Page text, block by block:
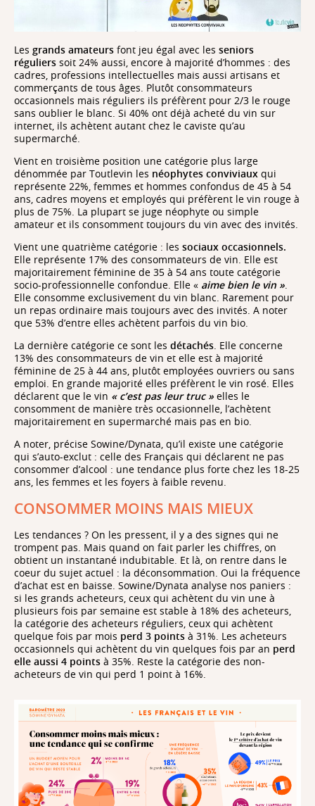
Les grands amateurs font jeu égal avec les seniors
réguliers soit 24% aussi, encore à majorité d’hommes : des
cadres, professions intellectuelles mais aussi artisans et
commerçants de tous âges. Plutôt consommateurs
occasionnels mais réguliers ils préfèrent pour 2/3 le rouge
sans oublier le blanc. Si 40% ont déjà acheté du vin sur
internet, ils achètent autant chez le caviste qu’au
supermarché.
Vient en troisième position une catégorie plus large
dénommée par Toutlevin les néophytes conviviaux qui
représente 22%, femmes et hommes confondus de 45 à 54
ans, cadres moyens et employés qui préfèrent le vin rouge à
plus de 75%. La plupart se juge néophyte ou simple
amateur et ils consomment toujours du vin avec des invités.
Vient une quatrième catégorie : les sociaux occasionnels.
Elle représente 17% des consommateurs de vin. Elle est
majoritairement féminine de 35 à 54 ans toute catégorie
socio-professionnelle confondue. Elle « aime bien le vin ».
Elle consomme exclusivement du vin blanc. Rarement pour
un repas ordinaire mais toujours avec des invités. A noter
que 53% d’entre elles achètent parfois du vin bio.
La dernière catégorie ce sont les détachés. Elle concerne
13% des consommateurs de vin et elle est à majorité
féminine de 25 à 44 ans, plutôt employées ouvriers ou sans
emploi. En grande majorité elles préfèrent le vin rosé. Elles
déclarent que le vin « c’est pas leur truc » elles le
consomment de manière très occasionnelle, l’achètent
majoritairement en supermarché mais pas en bio.
A noter, précise Sowine/Dynata, qu’il existe une catégorie
qui s’auto-exclut : celle des Français qui déclarent ne pas
consommer d’alcool : une tendance plus forte chez les 18-25
ans, les femmes et les foyers à faible revenu.
CONSOMMER MOINS MAIS MIEUX
Les tendances ? On les pressent, il y a des signes qui ne
trompent pas. Mais quand on fait parler les chiffres, on
obtient un instantané indubitable. Et là, on rentre dans le
coeur du sujet actuel : la déconsommation. Oui la fréquence
d’achat est en baisse. Sowine/Dynata analyse nos paniers :
si les grands acheteurs, ceux qui achètent du vin une à
plusieurs fois par semaine est stable à 18% des acheteurs,
la catégorie des acheteurs réguliers, ceux qui achètent
quelque fois par mois perd 3 points à 31%. Les acheteurs
occasionnels qui achètent du vin quelques fois par an perd
elle aussi 4 points à 35%. Reste la catégorie des non-
acheteurs de vin qui perd 1 point à 16%.